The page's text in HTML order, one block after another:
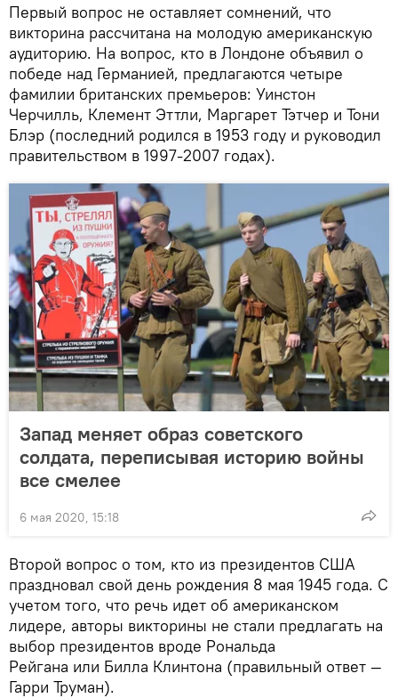
Первый вопрос не оставляет сомнений, что
викторина рассчитана на молодую американскую
аудиторию. На вопрос, кто в Лондоне объявил о
победе над Германией, предлагаются четыре
фамилии британских премьеров: Уинстон
Черчилль, Клемент Эттли, Маргарет Тэтчер и Тони
Блэр (последний родился в 1953 году и руководил
правительством в 1997-2007 годах).
Запад меняет образ советского
солдата, переписывая историю войны
все смелее
6 мая 2020, 15:18
Второй вопрос о том, кто из президентов США
праздновал свой день рождения 8 мая 1945 года. С
учетом того, что речь идет об американском
лидере, авторы викторины не стали предлагать на
выбор президентов вроде Рональда
Рейгана или Билла Клинтона (правильный ответ —
Гарри Труман).